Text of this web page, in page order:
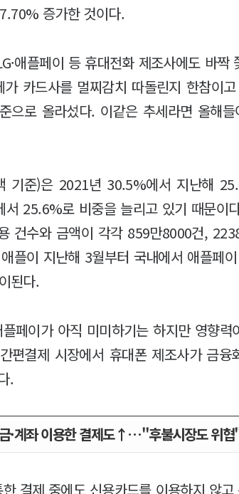
증가한 것이다.
애플페이 등 휴대전화 제조사에도 바짝
카드사를 멀찌감치 따돌린지 한참이
으로 올라섰다. 이같은 추세라면 올해
기준)은 2021년 30.5%에서 지난해
25.6%로 비중을 늘리고 있기 때문이
건수와 금액이 각각 859만8000건,
플이 지난해 3월부터 국내에서 애플페
된다.
페이가 아직 미미하기는 하지만 영향력
편결제 시장에서 휴대폰 제조사가 금융
.
·계좌 이용한 결제도↑…"후불시장도 위
결제 중에도 신용카드를 이용하지 않